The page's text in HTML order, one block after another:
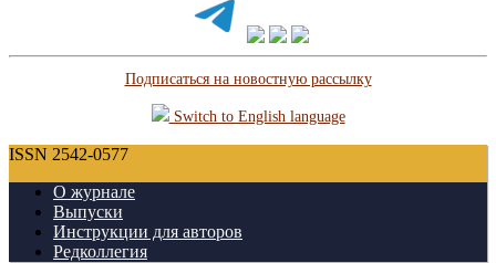
Подписаться на новостную рассылку
Switch to English language
ISSN 2542-0577
О журнале
Выпуски
Инструкции для авторов
Редколлегия